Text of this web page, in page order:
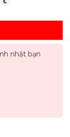
nhật bạn